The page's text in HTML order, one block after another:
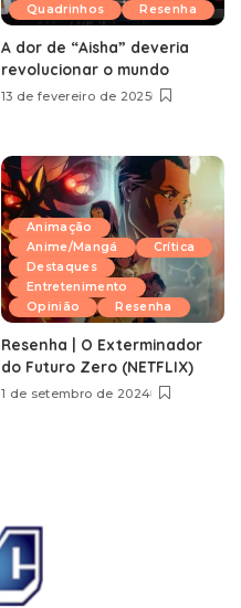
Quadrinhos
Resenha
A dor de “Aisha” deveria
revolucionar o mundo
13 de fevereiro de 2025
Animação
Anime/Mangá
Crítica
Destaques
Entretenimento
Opinião
Resenha
Resenha | O Exterminador
do Futuro Zero (NETFLIX)
1 de setembro de 2024